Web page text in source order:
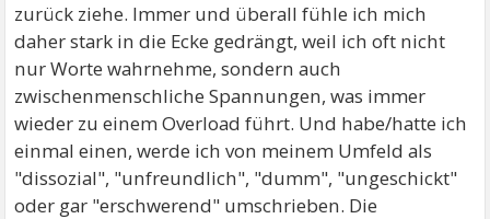
zurück ziehe. Immer und überall fühle ich mich
daher stark in die Ecke gedrängt, weil ich oft nicht
nur Worte wahrnehme, sondern auch
zwischenmenschliche Spannungen, was immer
wieder zu einem Overload führt. Und habe/hatte ich
einmal einen, werde ich von meinem Umfeld als
"dissozial", "unfreundlich", "dumm", "ungeschickt"
oder gar "erschwerend" umschrieben. Die